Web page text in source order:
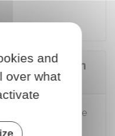
est en
votre véhicule
fourrière de
and
over what